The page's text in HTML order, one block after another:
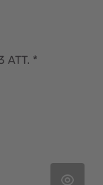
FUST.SAN.INOX(SENZA SP.) x 3 ATT. *